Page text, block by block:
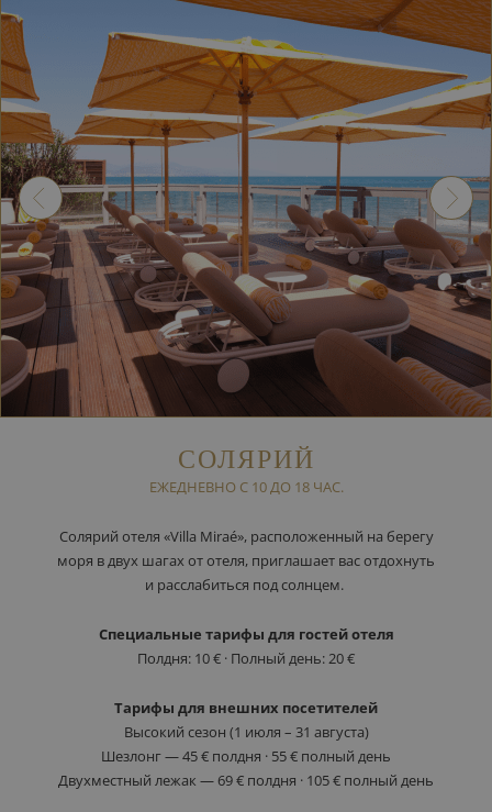
СОЛЯРИЙ
ЕЖЕДНЕВНО С 10 ДО 18 ЧАС.
Солярий отеля «Villa Miraé», расположенный на берегу
моря в двух шагах от отеля, приглашает вас отдохнуть
и расслабиться под солнцем.
Специальные тарифы для гостей отеля
Полдня: 10 € · Полный день: 20 €
Тарифы для внешних посетителей
Высокий сезон (1 июля – 31 августа)
Шезлонг — 45 € полдня · 55 € полный день
Двухместный лежак — 69 € полдня · 105 € полный день